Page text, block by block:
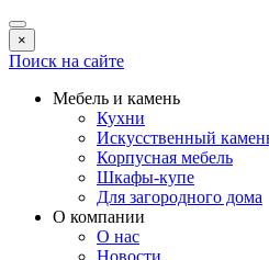
×
Поиск на сайте
Мебель и камень
Кухни
Искусственный
Корпусная мебель
Шкафы-купе
Для загородного дома
О компании
О нас
Новости